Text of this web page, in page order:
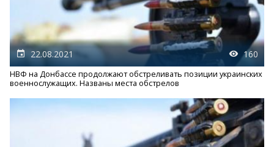
22.08.2021 160
НВФ на Донбассе продолжают обстреливать позиции украинских
военнослужащих. Названы места обстрелов